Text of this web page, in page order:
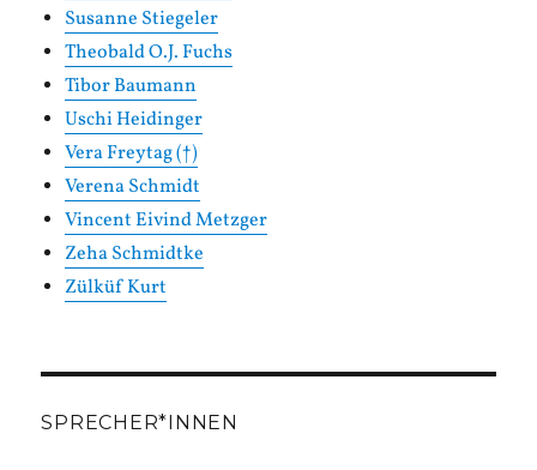
Susanne Stiegeler
Theobald O.J. Fuchs
Tibor Baumann
Uschi Heidinger
Vera Freytag (†)
Verena Schmidt
Vincent Eivind Metzger
Zeha Schmidtke
Zülküf Kurt
SPRECHER*INNEN